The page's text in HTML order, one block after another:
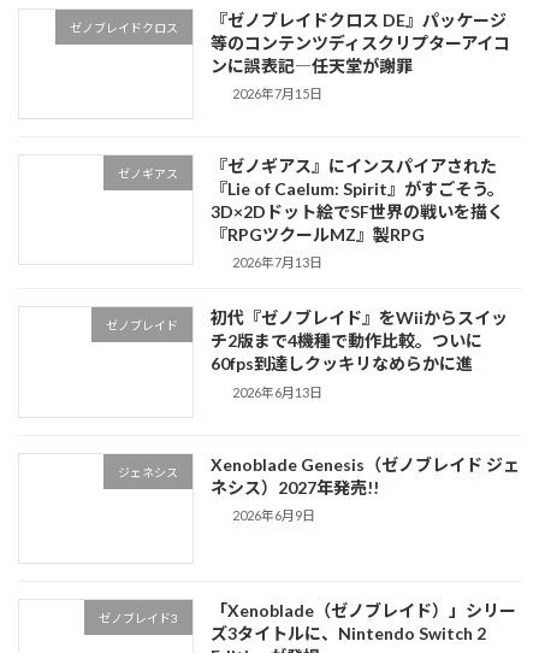
ゼノブレイドクロス
『ゼノブレイドクロス DE』パッケージ
等のコンテンツディスクリプターアイコ
ンに誤表記―任天堂が謝罪
2026年7月15日
ゼノギアス
『ゼノギアス』にインスパイアされた
『Lie of Caelum: Spirit』がすごそう。
3D×2Dドット絵でSF世界の戦いを描く
『RPGツクールMZ』製RPG
2026年7月13日
ゼノブレイド
初代『ゼノブレイド』をWiiからスイッ
チ2版まで4機種で動作比較。ついに
60fps到達しクッキリなめらかに進
2026年6月13日
ジェネシス
Xenoblade Genesis（ゼノブレイド ジェ
ネシス）2027年発売!!
2026年6月9日
ゼノブレイド3
「Xenoblade（ゼノブレイド）」シリー
ズ3タイトルに、Nintendo Switch 2